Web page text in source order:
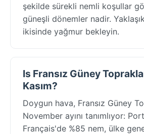
şekilde sürekli nemli koşullar
güneşli dönemler nadir.
ikisinde yağmur bekleyin.
Is Fransız Güney
Kasım?
Doygun hava, Fransız Güney
November ayını tanımlıyor:
Français'de %85 nem, ülke